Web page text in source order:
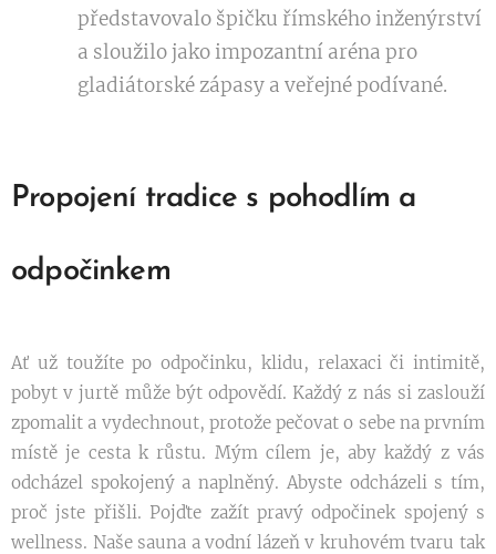
představovalo špičku římského inženýrství
a sloužilo jako impozantní aréna pro
gladiátorské zápasy a veřejné podívané.
Propojení tradice s pohodlím a
odpočinkem
Ať už toužíte po odpočinku, klidu, relaxaci či intimitě,
pobyt v jurtě může být odpovědí. Každý z nás si zaslouží
zpomalit a vydechnout, protože pečovat o sebe na prvním
místě je cesta k růstu. Mým cílem je, aby každý z vás
odcházel spokojený a naplněný. Abyste odcházeli s tím,
proč jste přišli. Pojďte zažít pravý odpočinek spojený s
wellness. Naše sauna a vodní lázeň v kruhovém tvaru tak